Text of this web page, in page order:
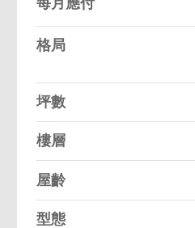
每月應付
格局
坪數
樓層
屋齡
型態